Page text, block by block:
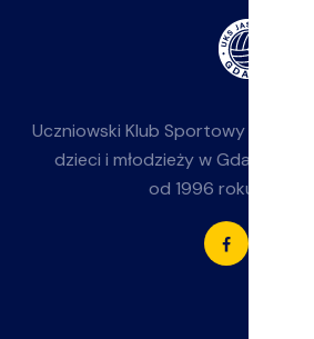
Uczniowski Klub Sportowy
dzieci i młodzieży w Gdańsku-
od 1996 roku przy SP